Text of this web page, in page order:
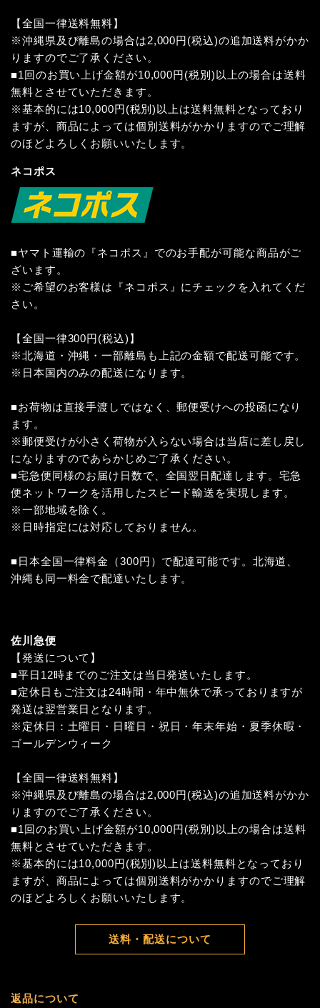
【全国一律送料無料】
※沖縄県及び離島の場合は2,000円(税込)の追加送料がかか
りますのでご了承ください。
■1回のお買い上げ金額が10,000円(税別)以上の場合は送料
無料とさせていただきます。
※基本的には10,000円(税別)以上は送料無料となっており
ますが、商品によっては個別送料がかかりますのでご理解
のほどよろしくお願いいたします。
ネコポス
■ヤマト運輸の『ネコポス』でのお手配が可能な商品がご
ざいます。
※ご希望のお客様は『ネコポス』にチェックを入れてくだ
さい。
【全国一律300円(税込)】
※北海道・沖縄・一部離島も上記の金額で配送可能です。
※日本国内のみの配送になります。
■お荷物は直接手渡しではなく、郵便受けへの投函になり
ます。
※郵便受けが小さく荷物が入らない場合は当店に差し戻し
になりますのであらかじめご了承ください。
■宅急便同様のお届け日数で、全国翌日配達します。宅急
便ネットワークを活用したスピード輸送を実現します。
※一部地域を除く。
※日時指定には対応しておりません。
■日本全国一律料金（300円）で配達可能です。北海道、
沖縄も同一料金で配達いたします。
佐川急便
【発送について】
■平日12時までのご注文は当日発送いたします。
■定休日もご注文は24時間・年中無休で承っておりますが
発送は翌営業日となります。
※定休日：土曜日・日曜日・祝日・年末年始・夏季休暇・
ゴールデンウィーク
【全国一律送料無料】
※沖縄県及び離島の場合は2,000円(税込)の追加送料がかか
りますのでご了承ください。
■1回のお買い上げ金額が10,000円(税別)以上の場合は送料
無料とさせていただきます。
※基本的には10,000円(税別)以上は送料無料となっており
ますが、商品によっては個別送料がかかりますのでご理解
のほどよろしくお願いいたします。
送料・配送について
返品について